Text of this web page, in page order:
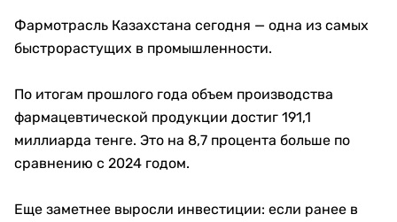
Фармотрасль Казахстана сегодня — одна из самых
быстрорастущих в промышленности.
По итогам прошлого года объем производства
фармацевтической продукции достиг 191,1
миллиарда тенге. Это на 8,7 процента больше по
сравнению с 2024 годом.
Еще заметнее выросли инвестиции: если ранее в